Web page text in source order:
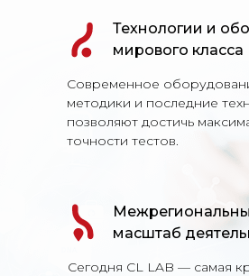
Технологии и
мирового класса
Современное
методики и последние
позволяют достичь
точности тестов.
масштаб
Сегодня CL LAB — самая